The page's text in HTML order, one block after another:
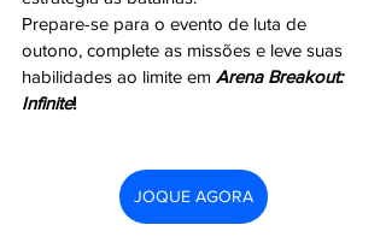
Prepare-se para o evento de luta de
outono, complete as missões e leve suas
habilidades ao limite em Arena Breakout:
Infinite!
JOQUE AGORA